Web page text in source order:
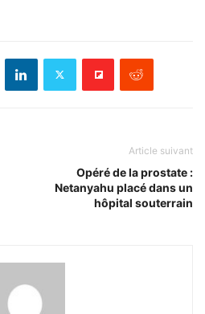
Article suivant
Opéré de la prostate :
Netanyahu placé dans un
hôpital souterrain